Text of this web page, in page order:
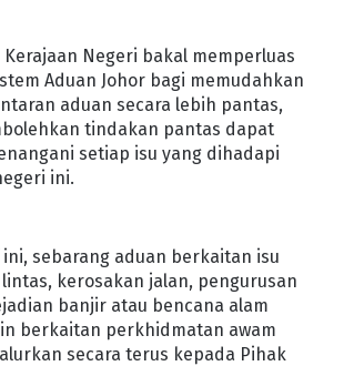
Kerajaan Negeri bakal memperluas
Aduan Johor bagi memudahkan
aduan secara lebih pantas,
tindakan pantas dapat
setiap isu yang dihadapi
ini.
sebarang aduan berkaitan isu
kerosakan jalan, pengurusan
banjir atau bencana alam
berkaitan perkhidmatan awam
secara terus kepada Pihak